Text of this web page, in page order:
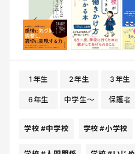
1年生 2年生 3年生
6年生 中学生〜 保護者
学校 #中学校 学校 #小学校